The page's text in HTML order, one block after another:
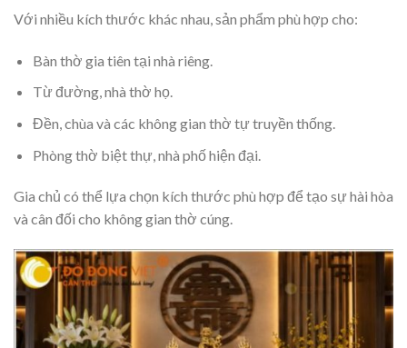
Với nhiều kích thước khác nhau, sản phẩm phù hợp cho:
Bàn thờ gia tiên tại nhà riêng.
Từ đường, nhà thờ họ.
Đền, chùa và các không gian thờ tự truyền thống.
Phòng thờ biệt thự, nhà phố hiện đại.
Gia chủ có thể lựa chọn kích thước phù hợp để tạo sự hài hòa
và cân đối cho không gian thờ cúng.